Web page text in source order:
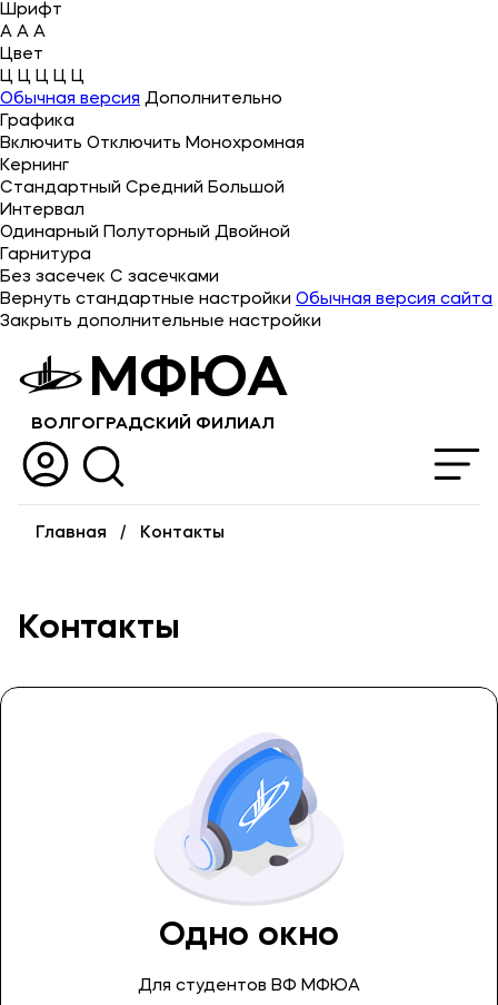
Шрифт
A A A
Цвет
Ц Ц Ц Ц Ц
Обычная версия Дополнительно
Графика
Включить Отключить Монохромная
Кернинг
Стандартный Средний Большой
Интервал
Одинарный Полуторный Двойной
Гарнитура
Без засечек С засечками
Вернуть стандартные настройки Обычная версия сайта
Закрыть дополнительные настройки
МФЮА
ВОЛГОГРАДСКИЙ ФИЛИАЛ
Об университете
Лицензии и документы
Сведения об образовательной организации
Абитуриенту
Музейно-выставочный центр МФЮА
Наука
Выпускникам
Карьера
Институт дополнительного образования
Высшее образование
Банковские реквизиты
Главная Контакты
Контакты
Одно окно
Для студентов ВФ МФЮА